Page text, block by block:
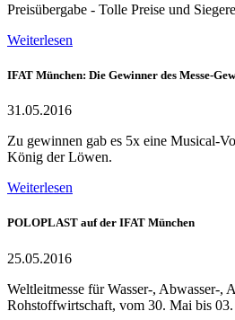
Preisübergabe - Tolle Preise und
Weiterlesen
IFAT München: Die Gewinner des Messe-
31.05.2016
Zu gewinnen gab es 5x eine Musical-
König der Löwen.
Weiterlesen
POLOPLAST auf der IFAT München
25.05.2016
Weltleitmesse für Wasser-, Abwasser-,
Rohstoffwirtschaft, vom 30. Mai bis